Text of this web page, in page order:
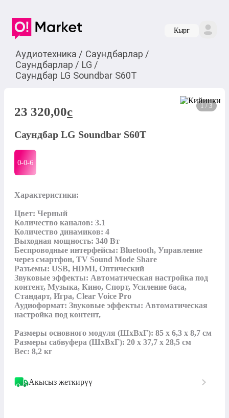
Кырг
Аудиотехника / Саундбарлар /
Саундбарлар / LG /
Саундбар LG Soundbar S60T
1 / 3
23 320,00c
Саундбар LG Soundbar S60T
0-0-6
Характеристики:
Цвет: Черный
Количество каналов: 3.1
Количество динамиков: 4
Выходная мощность: 340 Вт
Беспроводные интерфейсы: Bluetooth, Управление
через смартфон, TV Sound Mode Share
Разъемы: USB, HDMI, Оптический
Звуковые эффекты: Автоматическая настройка под
контент, Музыка, Кино, Спорт, Усиление баса,
Стандарт, Игра, Clear Voice Pro
Аудиоформат: Звуковые эффекты: Автоматическая
настройка под контент,
Размеры основного модуля (ШхВхГ): 85 x 6,3 x 8,7 см
Размеры сабвуфера (ШхВхГ): 20 x 37,7 x 28,5 см
Вес: 8,2 кг
Акысыз жеткирүү